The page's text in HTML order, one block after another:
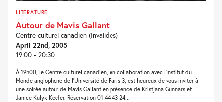
LITERATURE
Autour de Mavis Gallant
Centre culturel canadien (Invalides)
April 22nd, 2005
19:00 - 20:30
À 19h00, le Centre culturel canadien, en collaboration avec l’Institut du
Monde anglophone de l’Université de Paris 3, est heureux de vous inviter à
une soirée autour de Mavis Gallant en présence de Kristjana Gunnars et
Janice Kulyk Keefer. Réservation 01 44 43 24...